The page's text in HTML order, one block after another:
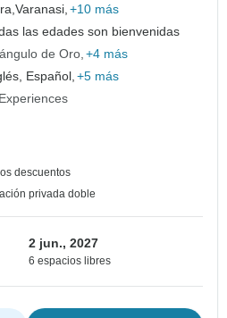
Varanasi, +10 más
las edades son bienvenidas
de Oro +4 más
Español, +5 más
descuentos
privada doble
2 jun., 2027
6 espacios libres